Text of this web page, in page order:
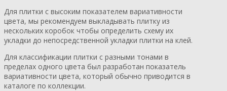
Для плитки с высоким показателем вариативности
цвета, мы рекомендуем выкладывать плитку из
нескольких коробок чтобы определить схему их
укладки до непосредственной укладки плитки на клей.
Для классификации плитки с разными тонами в
пределах одного цвета был разработан показатель
вариативности цвета, который обычно приводится в
каталоге по коллекции.